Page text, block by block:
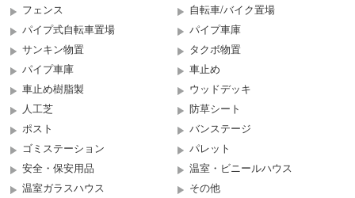
フェンス
自転車/バイク置場
パイプ式自転車置場
パイプ車庫
サンキン物置
タクボ物置
パイプ車庫
車止め
車止め樹脂製
ウッドデッキ
人工芝
防草シート
ポスト
バンステージ
ゴミステーション
パレット
安全・保安用品
温室・ビニールハウス
温室ガラスハウス
その他